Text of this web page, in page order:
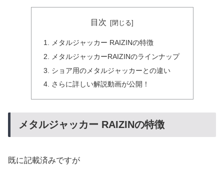
目次
メタルジャッカー RAIZINの特徴
メタルジャッカーRAIZINのラインナップ
ショア用のメタルジャッカーとの違い
さらに詳しい解説動画が公開！
メタルジャッカー RAIZINの特徴
既に記載済みですが